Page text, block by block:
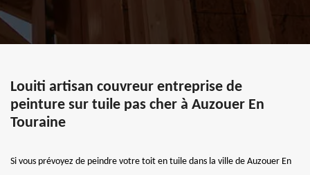
Louiti artisan couvreur entreprise de
peinture sur tuile pas cher à Auzouer En
Touraine
Si vous prévoyez de peindre votre toit en tuile dans la ville de Auzouer En